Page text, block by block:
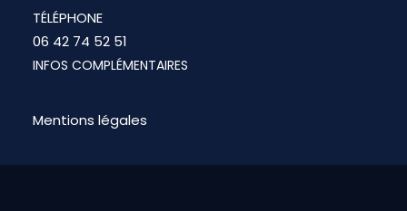
TÉLÉPHONE
06 42 74 52 51
INFOS COMPLÉMENTAIRES
Mentions légales